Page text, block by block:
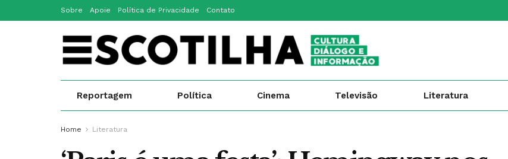
Sobre Apoie Política de Privacidade Contato
Reportagem Política Cinema Televisão Literatura
Home Literatura